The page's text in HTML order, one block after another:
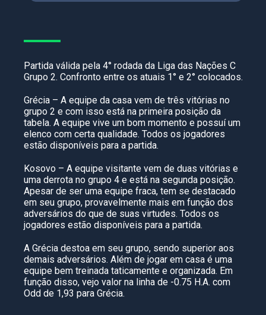
Partida válida pela 4° rodada da Liga das Nações C
Grupo 2. Confronto entre os atuais 1° e 2° colocados.
Grécia – A equipe da casa vem de três vitórias no
grupo 2 e com isso está na primeira posição da
tabela. A equipe vive um bom momento e possuí um
elenco com certa qualidade. Todos os jogadores
estão disponíveis para a partida.
Kosovo – A equipe visitante vem de duas vitórias e
uma derrota no grupo 4 e está na segunda posição.
Apesar de ser uma equipe fraca, tem se destacado
em seu grupo, provavelmente mais em função dos
adversários do que de suas virtudes. Todos os
jogadores estão disponíveis para a partida.
A Grécia destoa em seu grupo, sendo superior aos
demais adversários. Além de jogar em casa é uma
equipe bem treinada taticamente e organizada. Em
função disso, vejo valor na linha de -0.75 H.A. com
Odd de 1,93 para Grécia.